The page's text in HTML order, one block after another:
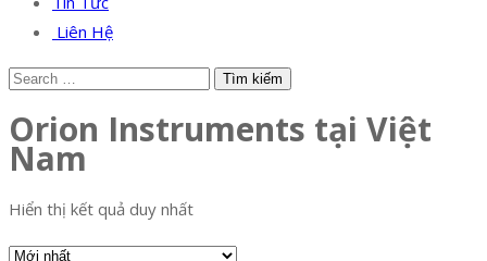
Liên Hệ
Orion Instruments tại Việt
Nam
Hiển thị kết quả duy nhất